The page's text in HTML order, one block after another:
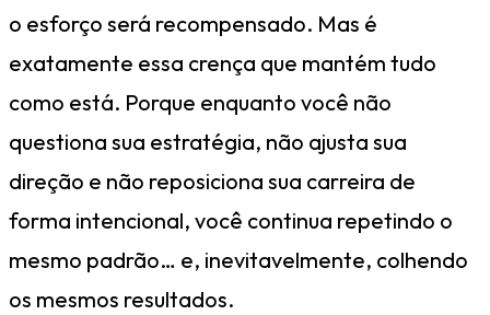
o esforço será recompensado. Mas é
exatamente essa crença que mantém tudo
como está. Porque enquanto você não
questiona sua estratégia, não ajusta sua
direção e não reposiciona sua carreira de
forma intencional, você continua repetindo o
mesmo padrão… e, inevitavelmente, colhendo
os mesmos resultados.